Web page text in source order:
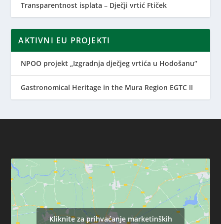
Transparentnost isplata – Dječji vrtić Ftiček
AKTIVNI EU PROJEKTI
NPOO projekt „Izgradnja dječjeg vrtića u Hodošanu“
Gastronomical Heritage in the Mura Region EGTC II
Kliknite za prihvaćanje marketinških